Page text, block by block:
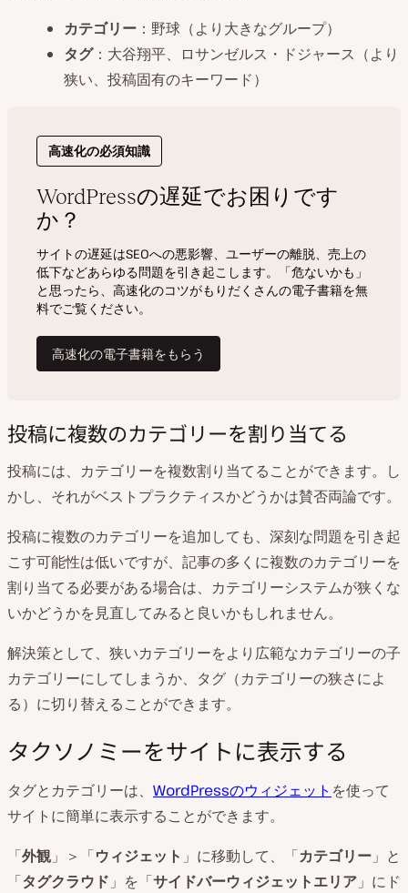
カテゴリー ：野球（より大きなグループ）
タグ：大谷翔平、ロサンゼルス・ドジャース（より
狭い、投稿固有のキーワード）
投稿に複数のカテゴリーを割り当てる
投稿には、カテゴリーを複数割り当てることができます。し
かし、それがベストプラクティスかどうかは賛否両論です。
投稿に複数のカテゴリーを追加しても、深刻な問題を引き起
こす可能性は低いですが、記事の多くに複数のカテゴリーを
割り当てる必要がある場合は、カテゴリーシステムが狭くな
いかどうかを見直してみると良いかもしれません。
解決策として、狭いカテゴリーをより広範なカテゴリーの子
カテゴリーにしてしまうか、タグ（カテゴリーの狭さによ
る）に切り替えることができます。
タクソノミーをサイトに表示する
タグとカテゴリーは、 WordPressのウィジェット を使って
サイトに簡単に表示することができます。
「外観」＞「ウィジェット 」に移動して、「カテゴリー 」と
「タグクラウド 」を「サイドバーウィジェットエリア 」にド